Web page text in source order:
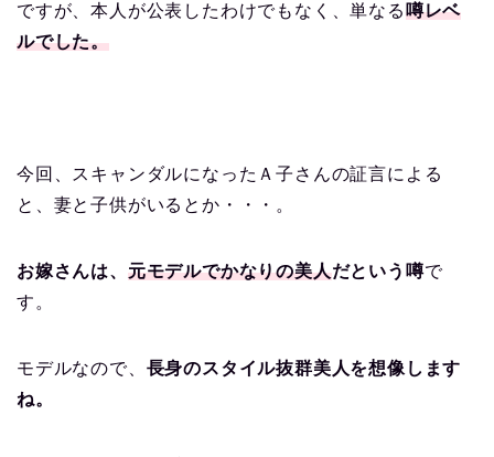
ですが、本人が公表したわけでもなく、単なる 噂レベ
ルでした。
今回、スキャンダルになったＡ子さんの証言による
と、妻と子供がいるとか・・・。
お嫁さんは、 元モデルでかなりの美人だという噂で
す。
モデルなので、 長身のスタイル抜群美人を想像します
ね。